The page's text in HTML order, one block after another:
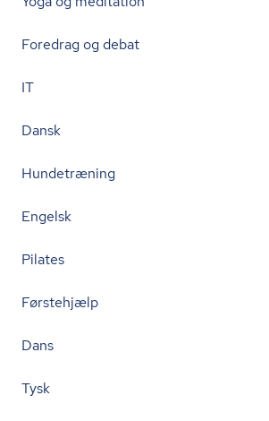
Foredrag og debat
IT
Dansk
Hundetræning
Engelsk
Pilates
Førstehjælp
Dans
Tysk